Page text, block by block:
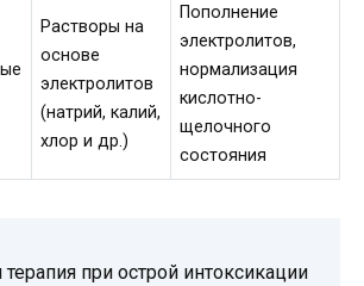
Растворы на
основе
электролитов
(натрий, калий,
хлор и др.)
Пополнение
электролитов,
нормализация
кислотно-
щелочного
состояния
при острой интоксикации